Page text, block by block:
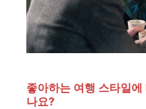
좋아하는 여행 스타일
나요?